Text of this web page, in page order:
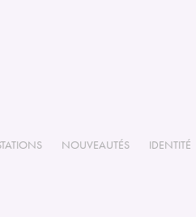
NOUVEAUTÉS IDENTITÉ